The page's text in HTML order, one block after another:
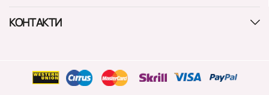
КОНТАКТИ